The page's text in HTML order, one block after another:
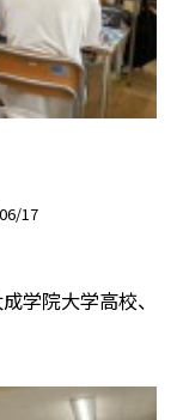
17
学院大学高校、